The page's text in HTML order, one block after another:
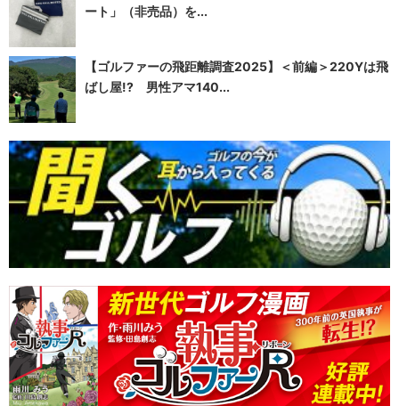
ート」（非売品）を...
【ゴルファーの飛距離調査2025】＜前編＞220Yは飛
ばし屋!? 男性アマ140...